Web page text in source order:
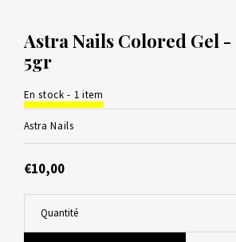
Astra Nails Colored Gel -
5gr
En stock - 1 item
Astra Nails
€10,00
Quantité